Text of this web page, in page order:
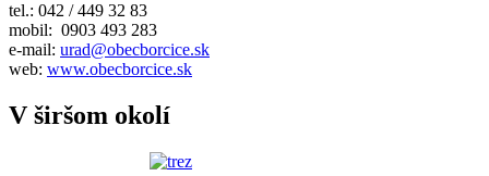
tel.: 042 / 449 32 83
mobil: 0903 493 283
e-mail: urad@obecborcice.sk
web: www.obecborcice.sk
V širšom okolí